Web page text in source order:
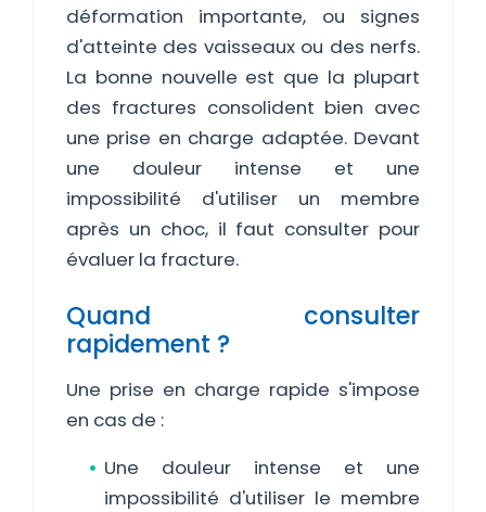
déformation importante, ou signes
d'atteinte des vaisseaux ou des nerfs.
La bonne nouvelle est que la plupart
des fractures consolident bien avec
une prise en charge adaptée. Devant
une douleur intense et une
impossibilité d'utiliser un membre
après un choc, il faut consulter pour
évaluer la fracture.
Quand consulter
rapidement ?
Une prise en charge rapide s'impose
en cas de :
Une douleur intense et une
impossibilité d'utiliser le membre